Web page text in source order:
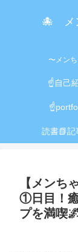
🐙 メ
〜メン
☝️自己
読書📗
【メンち
①日目！
プを満喫